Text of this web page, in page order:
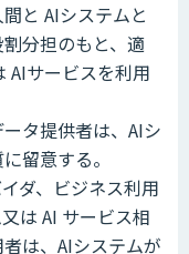
と AIシステムと
分担のもと、適
AIサービスを利用
タ提供者は、AIシ
留意する。
ダ、ビジネス利用
は AI サービス相
は、AIシステムが